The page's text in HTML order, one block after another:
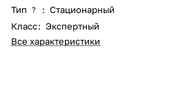
Тип
? : Стационарный
Класс: Экспертный
Все характеристики